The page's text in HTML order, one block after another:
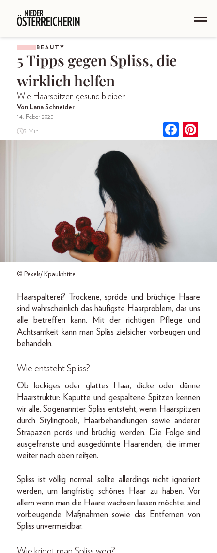
BEAUTY
5 Tipps gegen Spliss, die
wirklich helfen
Wie Haarspitzen gesund bleiben
Von Lana Schneider
14. Feber 2025
3 Min.
© Pexels/ Kpaukshtite
Haarspalterei? Trockene, spröde und brüchige Haare
sind wahrscheinlich das häufigste Haarproblem, das uns
alle betreffen kann. Mit der richtigen Pflege und
Achtsamkeit kann man Spliss zielsicher vorbeugen und
behandeln.
Wie entsteht Spliss?
Ob lockiges oder glattes Haar, dicke oder dünne
Haarstruktur: Kaputte und gespaltene Spitzen kennen
wir alle. Sogenannter Spliss entsteht, wenn Haarspitzen
durch Stylingtools, Haarbehandlungen sowie anderer
Strapazen porös und brüchig werden. Die Folge sind
ausgefranste und ausgedünnte Haarenden, die immer
weiter nach oben reißen.
Spliss ist völlig normal, sollte allerdings nicht ignoriert
werden, um langfristig schönes Haar zu haben. Vor
allem wenn man die Haare wachsen lassen möchte, sind
vorbeugende Maßnahmen sowie das Entfernen von
Spliss unvermeidbar.
Wie kriegt man Spliss weg?